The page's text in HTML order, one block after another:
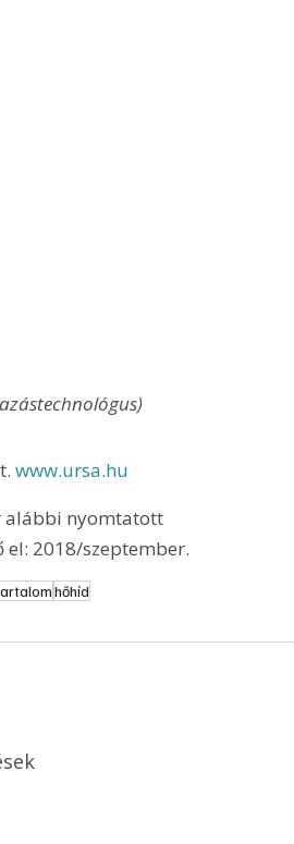
www.ursa.hu
alábbi nyomtatott
2018/szeptember.
hőhíd